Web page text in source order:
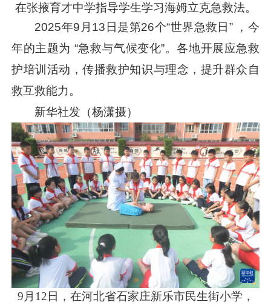
在张掖育才中学指导学生学习海姆立克急救法。
2025年9月13日是第26个“世界急救日” ，今
年的主题为 “急救与气候变化”。各地开展应急救
护培训活动，传播救护知识与理念，提升群众自
救互救能力。
新华社发（杨潇摄）
9月12日，在河北省石家庄新乐市民生街小学，